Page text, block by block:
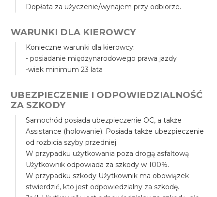
Dopłata za użyczenie/wynajem przy odbiorze.
WARUNKI DLA KIEROWCY
Konieczne warunki dla kierowcy:
- posiadanie międzynarodowego prawa jazdy
-wiek minimum 23 lata
UBEZPIECZENIE I ODPOWIEDZIALNOŚĆ
ZA SZKODY
Samochód posiada ubezpieczenie OC, a także
Assistance (holowanie). Posiada także ubezpieczenie
od rozbicia szyby przedniej.
W przypadku użytkowania poza drogą asfaltową
Użytkownik odpowiada za szkody w 100%.
W przypadku szkody Użytkownik ma obowiązek
stwierdzić, kto jest odpowiedzialny za szkodę.